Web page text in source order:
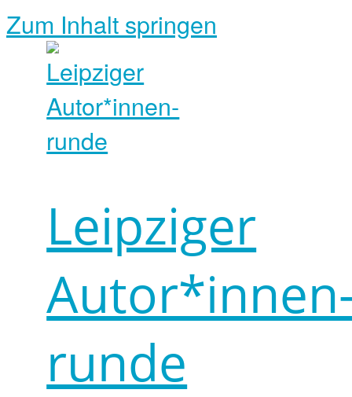
Zum Inhalt springen
Leipziger
runde